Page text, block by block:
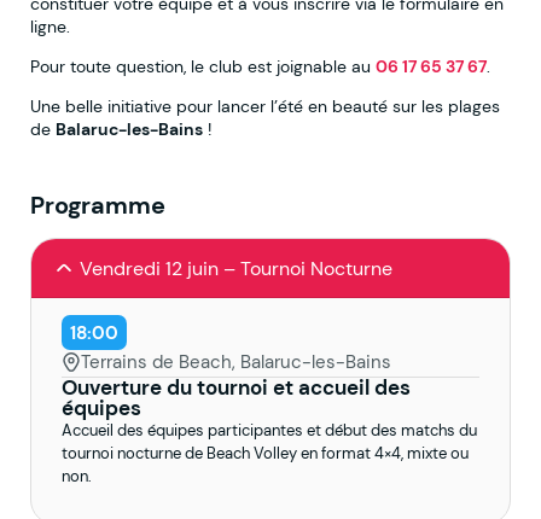
ligne.
Pour toute question, le club est joignable au 06 17 65 37 67.
Une belle initiative pour lancer l’été en beauté sur les plages
de Balaruc-les-Bains !
Programme
Vendredi 12 juin – Tournoi Nocturne
18:00
Terrains de Beach, Balaruc-les-Bains
Ouverture du tournoi et accueil des
équipes
Accueil des équipes participantes et début des matchs du
tournoi nocturne de Beach Volley en format 4×4, mixte ou
non.